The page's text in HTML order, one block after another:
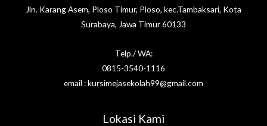
Jln. Karang Asem, Ploso Timur, Ploso, kec.Tambaksari, Kota
Surabaya, Jawa Timur 60133
Telp./ WA:
0815-3540-1116
email : kursimejasekolah99@gmail.com
Lokasi Kami